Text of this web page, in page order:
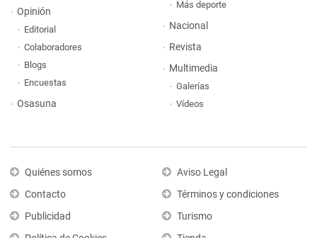
Opinión
Editorial
Colaboradores
Blogs
Encuestas
Osasuna
Más deporte
Nacional
Revista
Multimedia
Galerías
Vídeos
Quiénes somos
Contacto
Publicidad
Aviso Legal
Términos y condiciones
Turismo